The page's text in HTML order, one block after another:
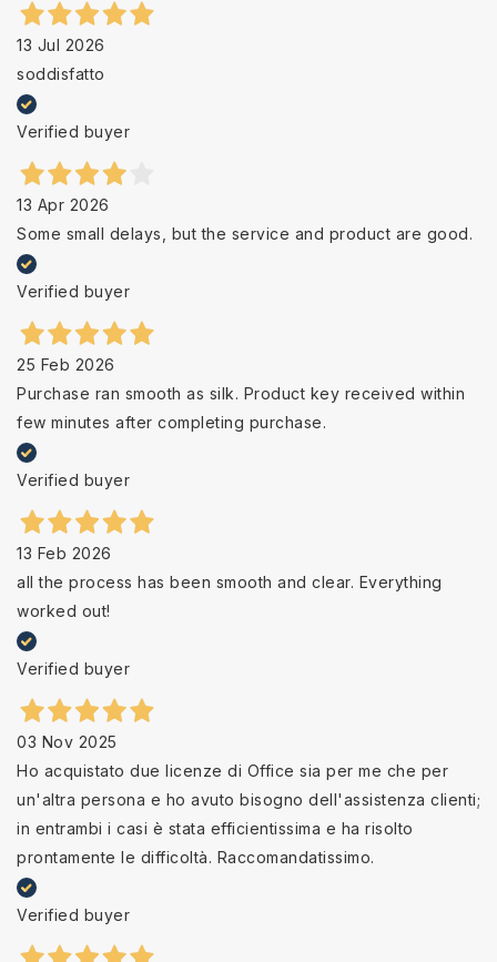
13 Jul 2026
soddisfatto
Verified buyer
13 Apr 2026
Some small delays, but the service and product are good.
Verified buyer
25 Feb 2026
Purchase ran smooth as silk. Product key received within
few minutes after completing purchase.
Verified buyer
13 Feb 2026
all the process has been smooth and clear. Everything
worked out!
Verified buyer
03 Nov 2025
Ho acquistato due licenze di Office sia per me che per
un'altra persona e ho avuto bisogno dell'assistenza clienti;
in entrambi i casi è stata efficientissima e ha risolto
prontamente le difficoltà. Raccomandatissimo.
Verified buyer